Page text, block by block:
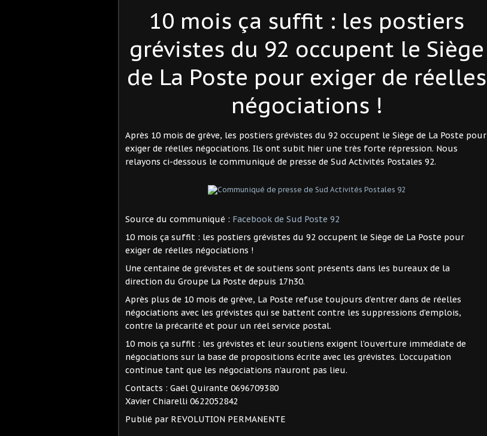
10 mois ça suffit : les postiers
grévistes du 92 occupent le Siège
de La Poste pour exiger de réelles
négociations !
Après 10 mois de grève, les postiers grévistes du 92 occupent le Siège de La Poste pour
exiger de réelles négociations. Ils ont subit hier une très forte répression. Nous
relayons ci-dessous le communiqué de presse de Sud Activités Postales 92.
Source du communiqué : Facebook de Sud Poste 92
10 mois ça suffit : les postiers grévistes du 92 occupent le Siège de La Poste pour
exiger de réelles négociations !
Une centaine de grévistes et de soutiens sont présents dans les bureaux de la
direction du Groupe La Poste depuis 17h30.
Après plus de 10 mois de grève, La Poste refuse toujours d’entrer dans de réelles
négociations avec les grévistes qui se battent contre les suppressions d’emplois,
contre la précarité et pour un réel service postal.
10 mois ça suffit : les grévistes et leur soutiens exigent l’ouverture immédiate de
négociations sur la base de propositions écrite avec les grévistes. L’occupation
continue tant que les négociations n’auront pas lieu.
Contacts : Gaël Quirante 0696709380
Xavier Chiarelli 0622052842
Publié par REVOLUTION PERMANENTE